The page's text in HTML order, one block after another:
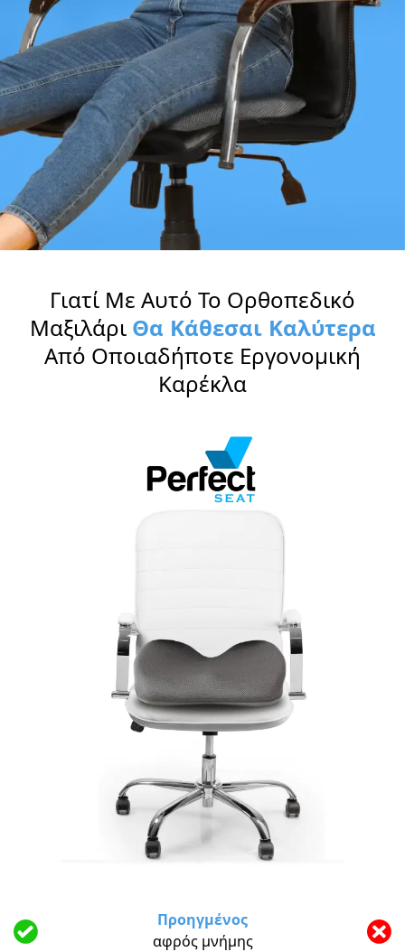
Γιατί Με Αυτό Το Ορθοπεδικό
Μαξιλάρι Θα Κάθεσαι Καλύτερα
Από Οποιαδήποτε Εργονομική
Καρέκλα
Προηγμένος
αφρός μνήμης